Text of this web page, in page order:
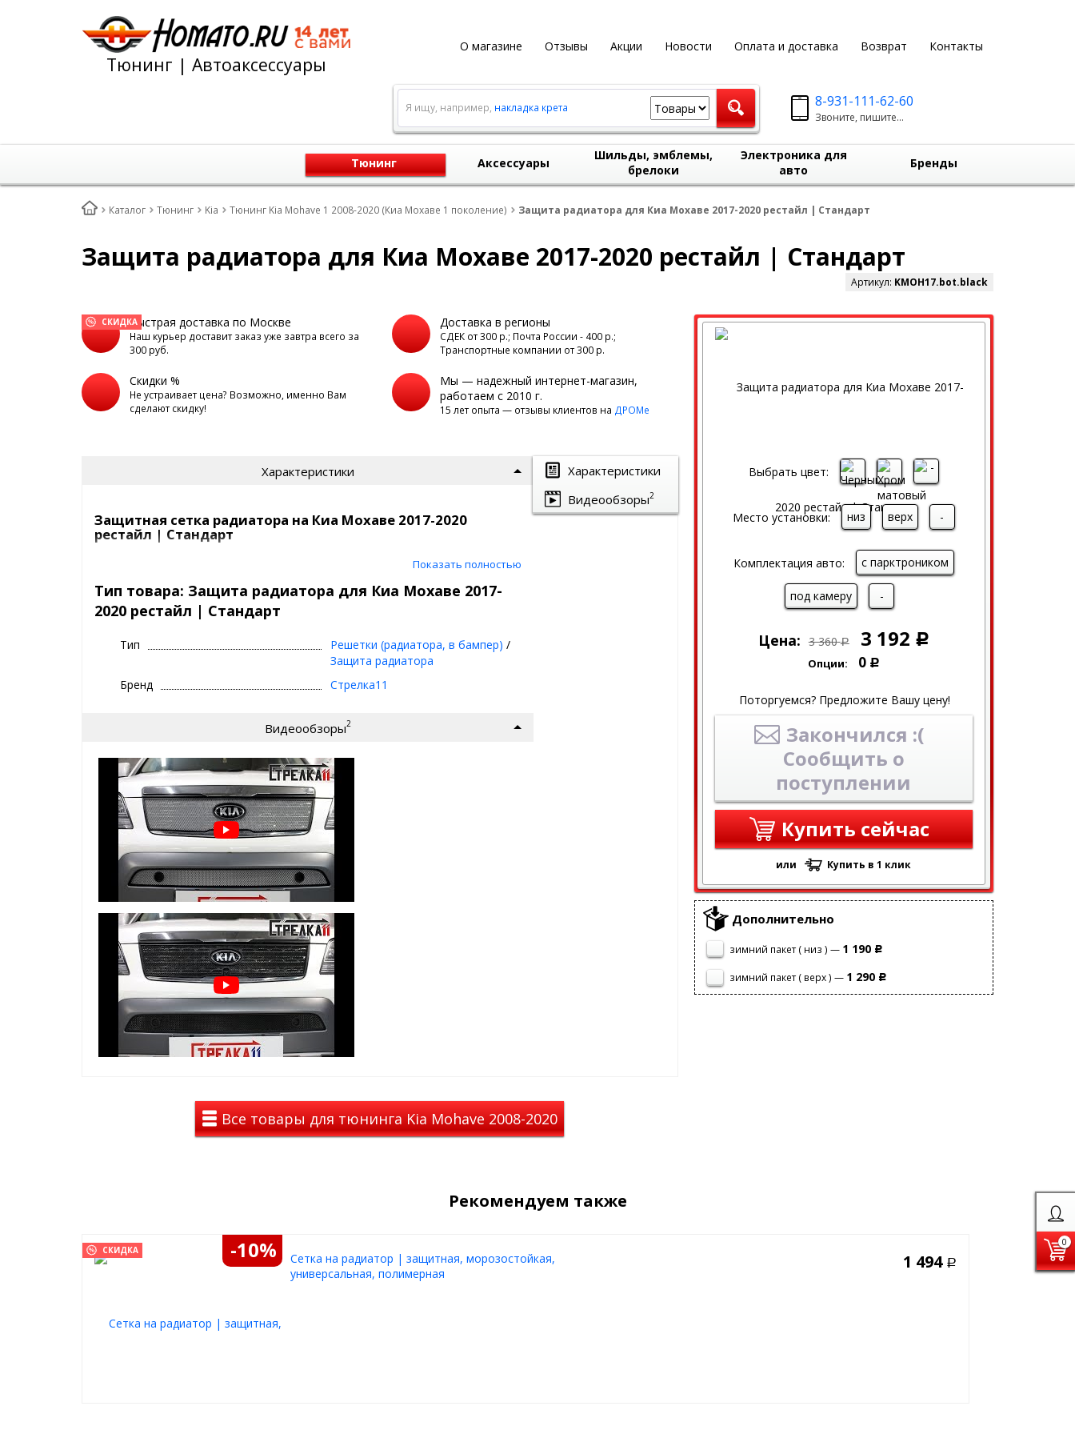
0
О магазине Отзывы Акции Новости Оплата и доставка Возврат Контакты
Тюнинг | Автоаксессуары
8-931-111-62-60
Звоните, пишите...
Я ищу, например, накладка крета
Тюнинг Аксессуары
Шильды, эмблемы,
брелоки
Электроника для
авто
Бренды
Каталог Тюнинг Kia Тюнинг Kia Mohave 1 2008-2020 (Киа Мохаве 1 поколение) Защита радиатора для Киа Мохаве 2017-2020 рестайл | Стандарт
Защита радиатора для Киа Мохаве 2017-2020 рестайл | Стандарт
Артикул: KMOH17.bot.black
СКИДКА
Выбрать цвет:
Место установки: низ верх -
Комплектация авто: с парктроником
под камеру -
Цена: 3 360 Р 3 192 Р
Опции: 0 Р
Поторгуемся? Предложите Вашу цену!
Закончился :(
Сообщить о
поступлении
Купить сейчас
или Купить в 1 клик
Дополнительно
зимний пакет ( низ ) — 1 190 Р
зимний пакет ( верх ) — 1 290 Р
Быстрая доставка по Москве
Наш курьер доставит заказ уже завтра всего за
300 руб.
Доставка в регионы
СДЕК от 300 р.; Почта России - 400 р.;
Транспортные компании от 300 р.
Скидки %
Не устраивает цена? Возможно, именно Вам
сделают скидку!
Мы — надежный интернет-магазин,
работаем с 2010 г.
15 лет опыта — отзывы клиентов на ДРОМе
Характеристики
Видеообзоры2
Характеристики
Защитная сетка радиатора на Киа Мохаве 2017-2020
рестайл | Стандарт
Сетка на радиатор Киа Мохаве 2017-2020 рестайл защитит ваш автомобиль от
насекомых, камней, мусора и выглядит просто отлично!
Самый продаваемый вариант среди защитных сеток на сегодня.
СТАНДАРТ
кант сетки:квадратный, из резины (10x5 мм)
Защита радиатора для Киа Мохаве 2017-2020 рестайл | Стандарт
легко устанавливаетсябез снятия бампера
не мешает воздушным потокам
добавит эксклюзивности внешнему виду Вашего авто
а главное:реально защитит ваш радиатор !
* также доступна опция - зимний пакет
ВАЖНО!!!УстанавливаетсяТОЛЬКОна защитную сетку радиатора данного
производителя
Зимний пакет (зимние заглушки поверх защитной сетки):
защита радиатора в минусовую погоду от снежно-грязевых мас, реагентов
и т.д.
помогает сохранить тепло в моторном отсеке
простая САМОСТОЯТЕЛЬНАЯ установка, крепится пластиковыми винтами в
ячейку защитной сетки радиатора
Пример установки зимнего пакета:
Показать полностью
Тип товара: Защита радиатора для Киа Мохаве 2017-
2020 рестайл | Стандарт
Тип Решетки (радиатора, в бампер) /
Защита радиатора
Бренд
Стрелка11
Видеообзоры2
Все товары для тюнинга Kia Mohave 2008-2020
Рекомендуем также
СКИДКА -10%
Cетка на радиатор | защитная, морозостойкая,
универсальная, полимерная
1 494 Р